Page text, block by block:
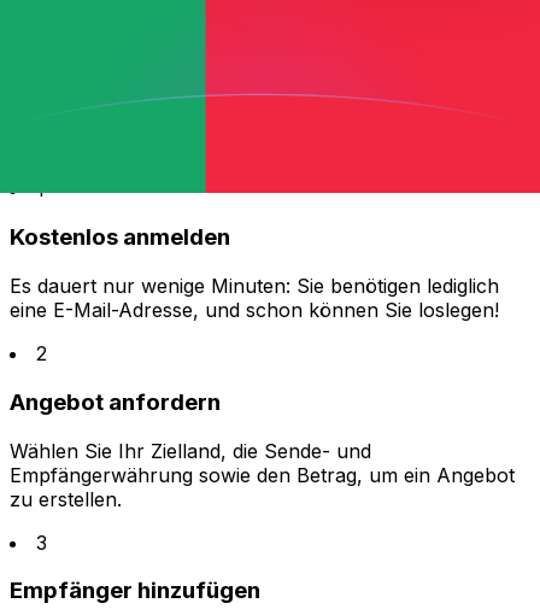
Schau nach, wo dein Geld ist und wann es bei
1
Kostenlos anmelden
Es dauert nur wenige Minuten: Sie benötigen lediglich
eine E-Mail-Adresse, und schon können Sie loslegen!
2
Angebot anfordern
Wählen Sie Ihr Zielland, die Sende- und
Empfängerwährung sowie den Betrag, um ein Angebot
zu erstellen.
3
Empfänger hinzufügen